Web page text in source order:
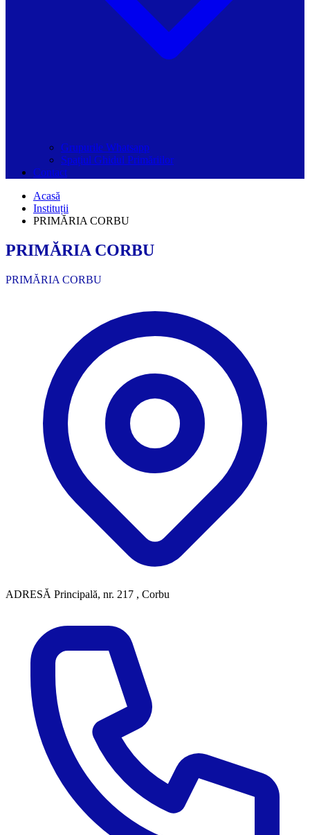
Grupurile Whatsapp
Spațiul Ghidul Primăriilor
Contact
Acasă
Instituții
PRIMĂRIA CORBU
PRIMĂRIA CORBU
PRIMĂRIA CORBU
ADRESĂ Principală, nr. 217 , Corbu